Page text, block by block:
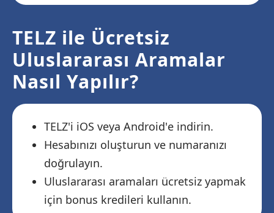
TELZ ile Ücretsiz
Uluslararası Aramalar
Nasıl Yapılır?
TELZ'i iOS veya Android'e indirin.
Hesabınızı oluşturun ve numaranızı
doğrulayın.
Uluslararası aramaları ücretsiz yapmak
için bonus kredileri kullanın.